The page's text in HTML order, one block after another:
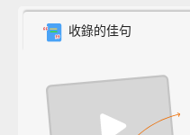
收錄的佳句